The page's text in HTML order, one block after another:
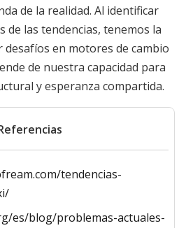
de la realidad. Al identificar
de las tendencias, tenemos la
en motores de cambio
de nuestra capacidad para
y esperanza compartida.
tendencias-
es/blog/problemas-actuales-